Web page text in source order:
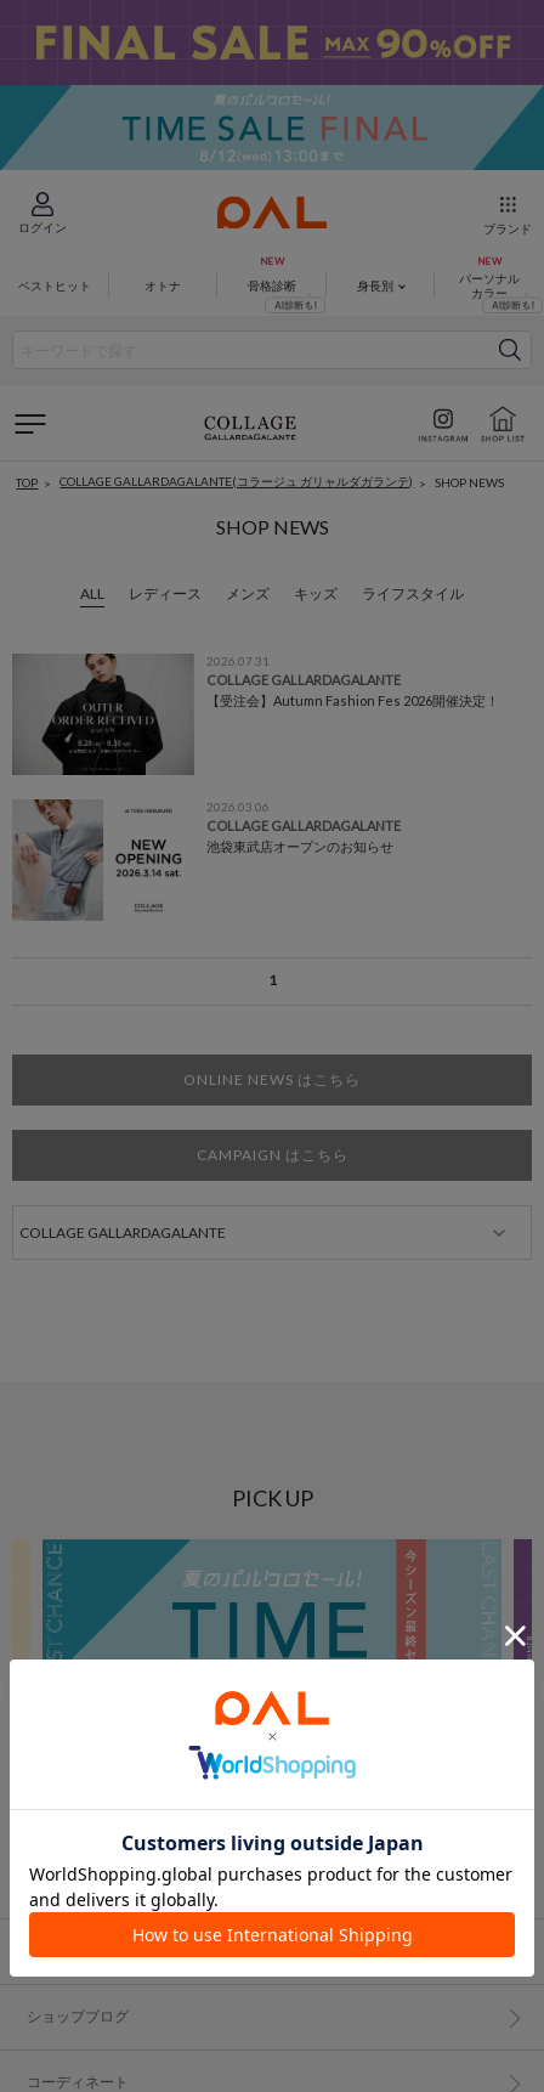
ログイン ブランド
ベストヒット オトナ 骨格診断 身長別
パーソナル
カラー
TOP COLLAGE GALLARDAGALANTE(コラージュ ガリャルダガランテ) SHOP NEWS
SHOP NEWS
ALL レディース メンズ キッズ ライフスタイル
2026.07.31
COLLAGE GALLARDAGALANTE
【受注会】Autumn Fashion Fes 2026開催決定！
2026.03.06
COLLAGE GALLARDAGALANTE
池袋東武店オープンのお知らせ
1
ONLINE NEWS はこちら
CAMPAIGN はこちら
PICK UP
ブランド一覧
ショップブログ
コーディネート